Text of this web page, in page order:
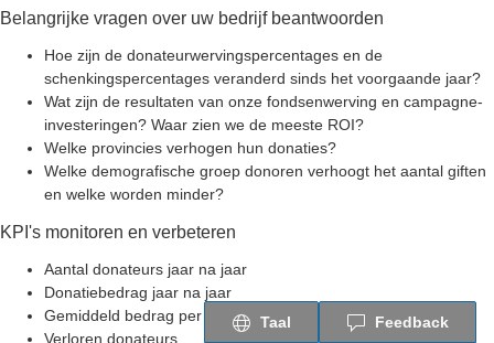
Belangrijke vragen over uw bedrijf beantwoorden
Hoe zijn de donateurwervingspercentages en de
schenkingspercentages veranderd sinds het voorgaande jaar?
Wat zijn de resultaten van onze fondsenwerving en campagne-
investeringen? Waar zien we de meeste ROI?
Welke provincies verhogen hun donaties?
Welke demografische groep donoren verhoogt het aantal giften
en welke worden minder?
KPI's monitoren en verbeteren
Aantal donateurs jaar na jaar
Donatiebedrag jaar na jaar
Gemiddeld bedrag per donateur
Verloren donateurs
Taal Feedback